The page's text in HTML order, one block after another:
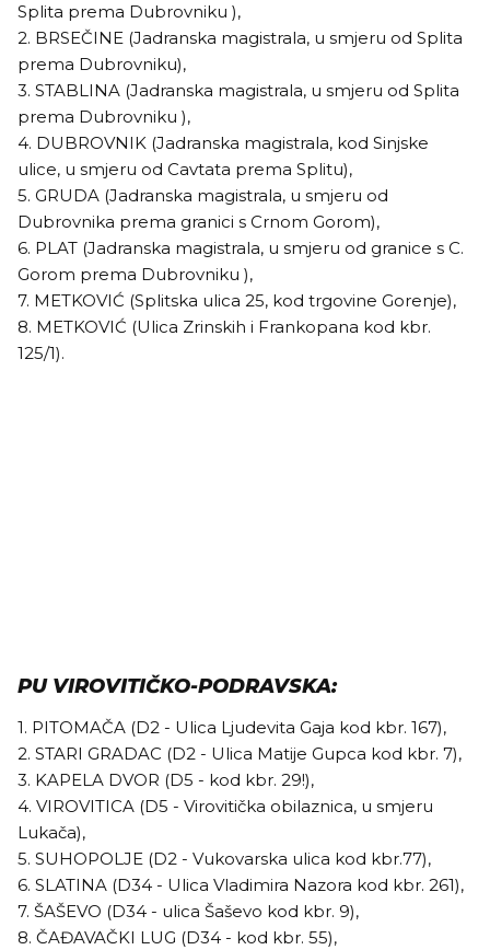
Splita prema Dubrovniku ),
2. BRSEČINE (Jadranska magistrala, u smjeru od Splita
prema Dubrovniku),
3. STABLINA (Jadranska magistrala, u smjeru od Splita
prema Dubrovniku ),
4. DUBROVNIK (Jadranska magistrala, kod Sinjske
ulice, u smjeru od Cavtata prema Splitu),
5. GRUDA (Jadranska magistrala, u smjeru od
Dubrovnika prema granici s Crnom Gorom),
6. PLAT (Jadranska magistrala, u smjeru od granice s C.
Gorom prema Dubrovniku ),
7. METKOVIĆ (Splitska ulica 25, kod trgovine Gorenje),
8. METKOVIĆ (Ulica Zrinskih i Frankopana kod kbr.
125/1).
PU VIROVITIČKO-PODRAVSKA:
1. PITOMAČA (D2 - Ulica Ljudevita Gaja kod kbr. 167),
2. STARI GRADAC (D2 - Ulica Matije Gupca kod kbr. 7),
3. KAPELA DVOR (D5 - kod kbr. 29!),
4. VIROVITICA (D5 - Virovitička obilaznica, u smjeru
Lukača),
5. SUHOPOLJE (D2 - Vukovarska ulica kod kbr.77),
6. SLATINA (D34 - Ulica Vladimira Nazora kod kbr. 261),
7. ŠAŠEVO (D34 - ulica Šaševo kod kbr. 9),
8. ČAĐAVAČKI LUG (D34 - kod kbr. 55),